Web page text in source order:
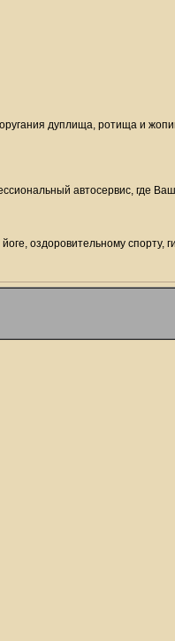
дуплища, ротища и
автосервис, где
оздоровительному спорту,